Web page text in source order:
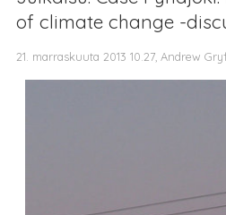
of climate change -
21. marraskuuta 2013 10.27, Andrew